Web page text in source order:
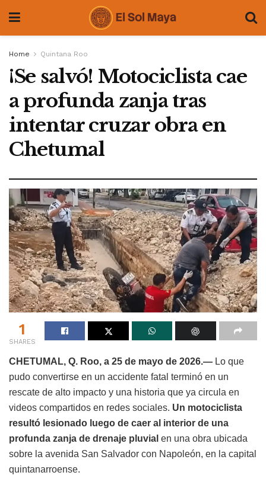
Home Quintana Roo
¡Se salvó! Motociclista cae
a profunda zanja tras
intentar cruzar obra en
Chetumal
1
SHARES
CHETUMAL, Q. Roo, a 25 de mayo de 2026.— Lo que
pudo convertirse en un accidente fatal terminó en un
rescate de alto impacto y una historia que ya circula en
videos compartidos en redes sociales. Un motociclista
resultó lesionado luego de caer al interior de una
profunda zanja de drenaje pluvial en una obra ubicada
sobre la avenida San Salvador con Napoleón, en la capital
quintanarroense.